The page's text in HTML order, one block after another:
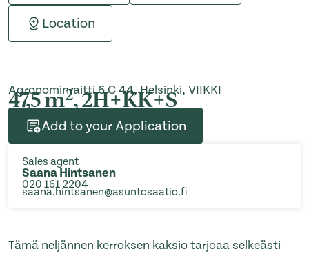
Location
Agronominraitti 6 C 44, Helsinki, VIIKKI
47,5 m2, 2H+KK+S
Add to your Application
Sales agent
Saana Hintsanen
020 161 2204
saana.hintsanen@asuntosaatio.fi
Tämä neljännen kerroksen kaksio tarjoaa selkeästi